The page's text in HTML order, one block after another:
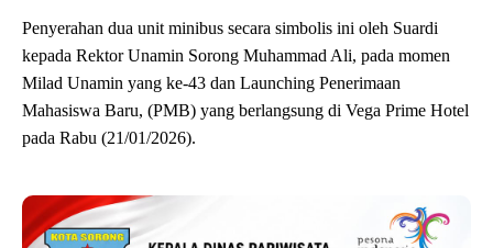
Penyerahan dua unit minibus secara simbolis ini oleh Suardi
kepada Rektor Unamin Sorong Muhammad Ali, pada momen
Milad Unamin yang ke-43 dan Launching Penerimaan
Mahasiswa Baru, (PMB) yang berlangsung di Vega Prime Hotel
pada Rabu (21/01/2026).